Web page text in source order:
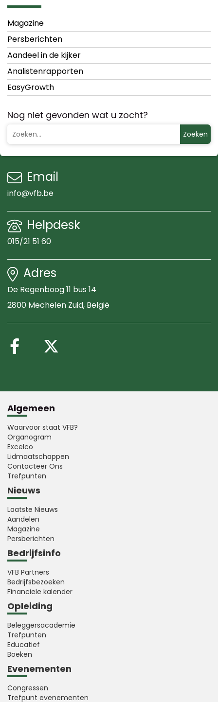
Magazine
Persberichten
Aandeel in de kijker
Analistenrapporten
EasyGrowth
Nog niet gevonden wat u zocht?
Zoeken
Email
info@vfb.be
Helpdesk
015/21 51 60
Adres
De Regenboog 11 bus 14
2800 Mechelen Zuid, België
Volg ons op Facebook
Algemeen
Waarvoor staat VFB?
Organogram
Excelco
Lidmaatschappen
Contacteer Ons
Trefpunten
Nieuws
Laatste Nieuws
Aandelen
Magazine
Persberichten
Bedrijfsinfo
VFB Partners
Bedrijfsbezoeken
Financiële kalender
Opleiding
Beleggersacademie
Trefpunten
Educatief
Boeken
Evenementen
Congressen
Trefpunt evenementen